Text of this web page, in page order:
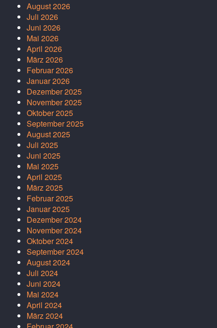
August 2026
Juli 2026
Juni 2026
Mai 2026
April 2026
März 2026
Februar 2026
Januar 2026
Dezember 2025
November 2025
Oktober 2025
September 2025
August 2025
Juli 2025
Juni 2025
Mai 2025
April 2025
März 2025
Februar 2025
Januar 2025
Dezember 2024
November 2024
Oktober 2024
September 2024
August 2024
Juli 2024
Juni 2024
Mai 2024
April 2024
März 2024